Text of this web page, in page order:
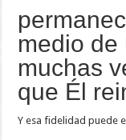
medio de
muchas
que Él
Y esa fidelidad puede